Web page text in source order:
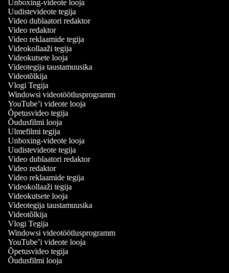
Unboxing-videote looja
Uudistevideote tegija
Video dublaatori redaktor
Video redaktor
Video reklaamide tegija
Videokollaaži tegija
Videokutsete looja
Videotegija taustamuusika
Videotõlkija
Vlogi Tegija
Windowsi videotöötlusprogramm
YouTube’i videote looja
Õpetusvideo tegija
Õudusfilmi looja
Ulmefilmi tegija
Unboxing-videote looja
Uudistevideote tegija
Video dublaatori redaktor
Video redaktor
Video reklaamide tegija
Videokollaaži tegija
Videokutsete looja
Videotegija taustamuusika
Videotõlkija
Vlogi Tegija
Windowsi videotöötlusprogramm
YouTube’i videote looja
Õpetusvideo tegija
Õudusfilmi looja